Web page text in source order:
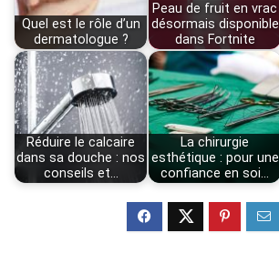
Quel est le rôle d’un
dermatologue ?
Peau de fruit en vrac
désormais disponible
dans Fortnite
Réduire le calcaire
dans sa douche : nos
conseils et…
La chirurgie
esthétique : pour une
confiance en soi…